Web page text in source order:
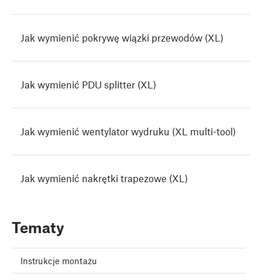
Jak wymienić pokrywę wiązki przewodów (XL)
Jak wymienić PDU splitter (XL)
Jak wymienić wentylator wydruku (XL multi-tool)
Jak wymienić nakrętki trapezowe (XL)
Tematy
Instrukcje montażu